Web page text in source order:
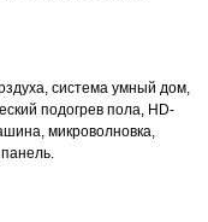
система умный дом,
подогрев пола, HD-
микроволновка,